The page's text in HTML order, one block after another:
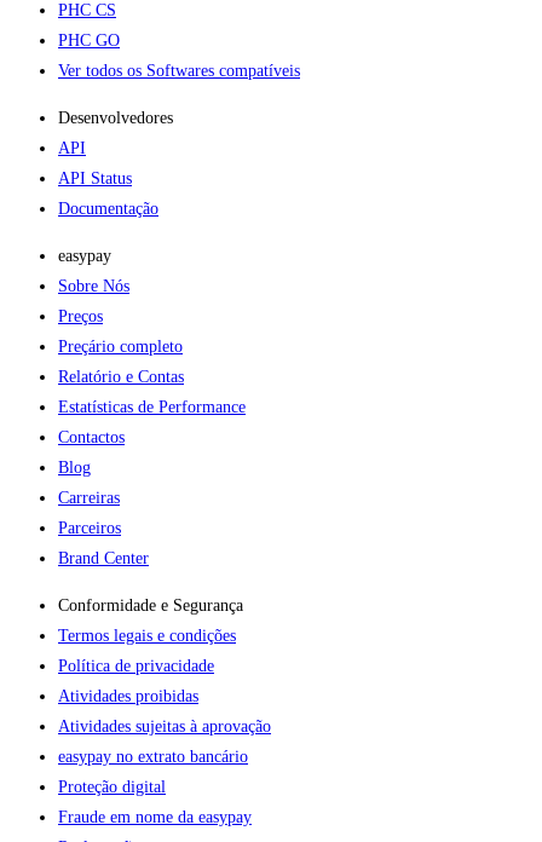
PHC CS
PHC GO
Ver todos os Softwares compatíveis
Desenvolvedores
API
API Status
Documentação
easypay
Sobre Nós
Preços
Preçário completo
Relatório e Contas
Estatísticas de Performance
Contactos
Blog
Carreiras
Parceiros
Brand Center
Conformidade e Segurança
Termos legais e condições
Política de privacidade
Atividades proibidas
Atividades sujeitas à aprovação
easypay no extrato bancário
Proteção digital
Fraude em nome da easypay